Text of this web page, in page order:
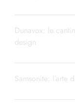
Dunavox: le
design
Samsonite: l’arte